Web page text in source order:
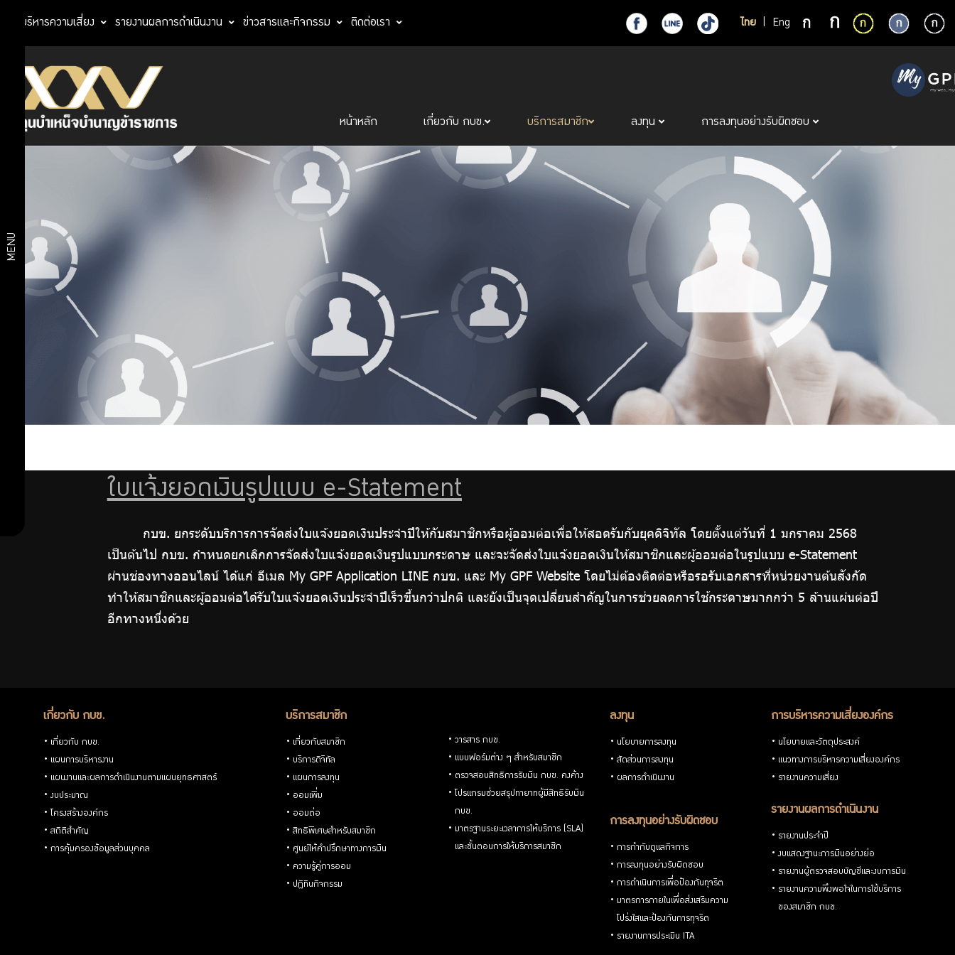
ไทย Eng
การบริหารความเสี่ยง รายงานผลการดำเนินงาน ข่าวสารและกิจกรรม ติดต่อเรา
หน้าหลัก เกี่ยวกับ กบข. บริการสมาชิก ลงทุน การลงทุนอย่างรับผิดชอบ
MENU
สมาชิก
ลงทุน
ออม
เพิ่ม
ศูนย์ให้
คำ
ปรึกษา
My
Digital
Twins
ยอดเงินรูป
Point
ตรวจ
สอบสิทธิ
การรับเงิน
กบข. คงค้าง
ทายาทผู้มี
ระบบ
MCS-Web
ใบแจ้งยอดเงินรูปแบบ e-Statement
กบข. ยกระดับบริการการจัดส่งใบแจ้งยอดเงินประจำปีให้กับสมาชิกหรือผู้ออมต่อเพื่อให้สอดรับกับยุคดิจิทัล โดยตั้งแต่วันที่ 1 มกราคม 2568
เป็นต้นไป กบข. กำหนดยกเลิกการจัดส่งใบแจ้งยอดเงินรูปแบบกระดาษ และจะจัดส่งใบแจ้งยอดเงินให้สมาชิกและผู้ออมต่อในรูปแบบ e-Statement
ผ่านช่องทางออนไลน์ ได้แก่ อีเมล My GPF Application LINE กบข. และ My GPF Website โดยไม่ต้องติดต่อหรือรอรับเอกสารที่หน่วยงานต้นสังกัด
ทำให้สมาชิกและผู้ออมต่อได้รับใบแจ้งยอดเงินประจำปีเร็วขึ้นกว่าปกติ และยังเป็นจุดเปลี่ยนสำคัญในการช่วยลดการใช้กระดาษมากกว่า 5 ล้านแผ่นต่อปี
อีกทางหนึ่งด้วย
เกี่ยวกับ กบข.
เกี่ยวกับ กบข.
แผนการบริหารงาน
แผนงานและผลการดำเนินงานตามแผนยุทธศาสตร์
งบประมาณ
โครงสร้างองค์กร
สถิติสำคัญ
การคุ้มครองข้อมูลส่วนบุคคล
บริการสมาชิก
เกี่ยวกับสมาชิก
บริการดิจิทัล
แผนการลงทุน
ออมเพิ่ม
ออมต่อ
สิทธิพิเศษสำหรับสมาชิก
ศูนย์ให้คำปรึกษาทางการเงิน
ความรู้คู่การออม
ปฏิทินกิจกรรม
วารสาร กบข.
แบบฟอร์มต่าง ๆ สำหรับสมาชิก
ตรวจสอบสิทธิการรับเงิน กบข. คงค้าง
โปรแกรมช่วยสรุปทายาทผู้มีสิทธิรับเงิน
กบข.
มาตรฐานระยะเวลาการให้บริการ (SLA)
และขั้นตอนการให้บริการสมาชิก
ลงทุน
นโยบายการลงทุน
สัดส่วนการลงทุน
ผลการดำเนินงาน
การลงทุนอย่างรับผิดชอบ
การกำกับดูแลกิจการ
การลงทุนอย่างรับผิดชอบ
การดำเนินการเพื่อป้องกันทุจริต
มาตรการภายในเพื่อส่งเสริมความ
โปร่งใสและป้องกันการทุจริต
รายงานการประเมิน ITA
การบริหารความเสี่ยงองค์กร
นโยบายและวัตถุประสงค์
แนวทางการบริหารความเสี่ยงองค์กร
รายงานความเสี่ยง
รายงานผลการดำเนินงาน
รายงานประจำปี
งบแสดงฐานะการเงินอย่างย่อ
รายงานผู้ตรวจสอบบัญชีและงบการเงิน
รายงานความพึงพอใจในการใช้บริการ
ของสมาชิก กบข.